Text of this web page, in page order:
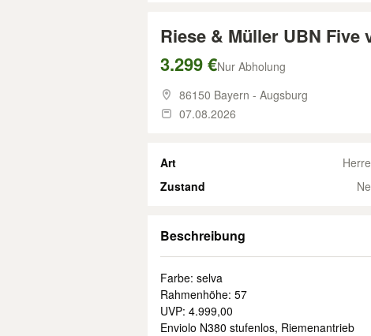
Riese & Müller UBN Five
3.299 €Nur Abholung
86150 Bayern - Augsburg
07.08.2026
Art
Zustand
Beschreibung
Farbe: selva
Rahmenhöhe: 57
UVP: 4.999,00
Enviolo N380 stufenlos, Riemenantrieb